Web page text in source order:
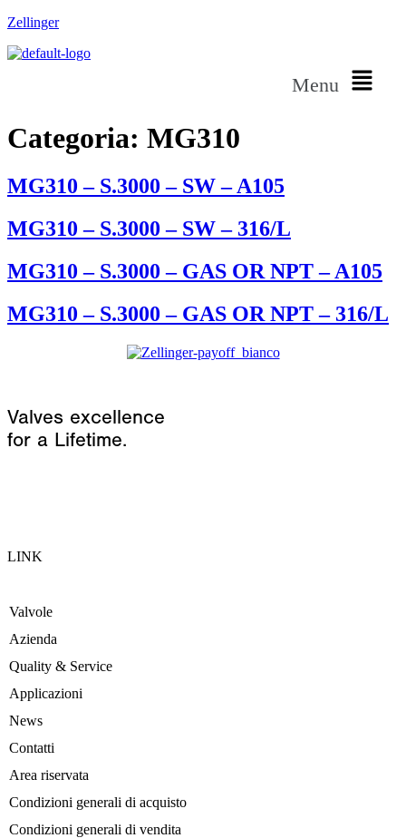
Zellinger
Menu
Categoria: MG310
MG310 – S.3000 – SW – A105
MG310 – S.3000 – SW – 316/L
MG310 – S.3000 – GAS OR NPT – A105
MG310 – S.3000 – GAS OR NPT – 316/L
Valves excellence
for a Lifetime.
LINK
Valvole
Azienda
Quality & Service
Applicazioni
News
Contatti
Area riservata
Condizioni generali di acquisto
Condizioni generali di vendita